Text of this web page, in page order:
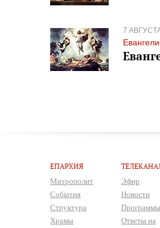
7
ЕПАРХИЯ
Митрополит
События
Структура
Храмы
Эфир
Новости
Программы
Ответы на